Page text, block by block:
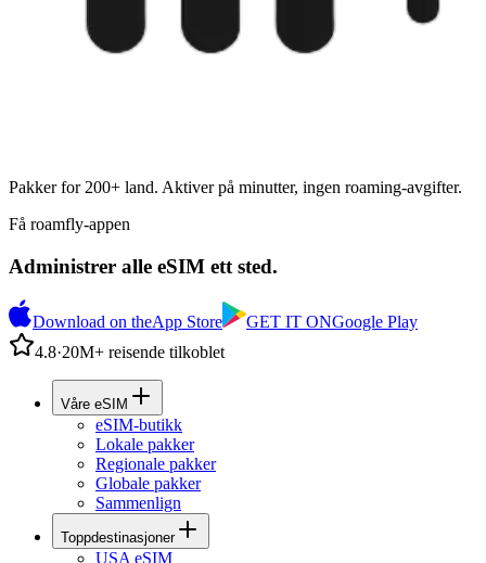
Pakker for 200+ land. Aktiver på minutter, ingen roaming-avgifter.
Få roamfly-appen
Administrer alle eSIM ett sted.
Download on theApp Store GET IT ONGoogle Play
4.8·20M+ reisende tilkoblet
Våre eSIM
eSIM-butikk
Lokale pakker
Regionale pakker
Globale pakker
Sammenlign
Toppdestinasjoner
USA eSIM